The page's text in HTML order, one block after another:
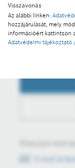
Visszavonás
Az alábbi linken:
hozzájárulását, mely
információért kattintson
Adatvédelmi tájékoztató
E-mail